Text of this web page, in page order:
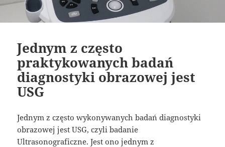
Jednym z często
praktykowanych badań
diagnostyki obrazowej jest
USG
Jednym z często wykonywanych badań diagnostyki
obrazowej jest USG, czyli badanie
Ultrasonograficzne. Jest ono jednym z